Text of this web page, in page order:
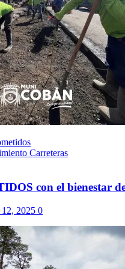
Carreteras
con el bienestar
2025 0